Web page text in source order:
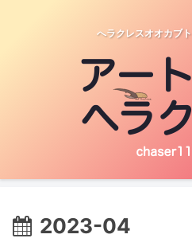
へラクレスオオカブ
2023-04